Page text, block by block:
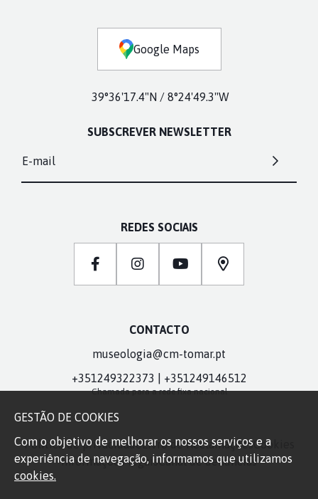
GESTÃO DE COOKIES
Com o objetivo de melhorar os nossos serviços e a
experiência de navegação, informamos que utilizamos
cookies.
Google Maps
39°36'17.4"N / 8°24'49.3"W
SUBSCREVER NEWSLETTER
E-mail
REDES SOCIAIS
CONTACTO
museologia@cm-tomar.pt
+351249322373 | +351249146512
Chamada para a rede fixa nacional
Política de privacidadeLivro de Reclamações Cookies
Informações legaisCanal de denúncias